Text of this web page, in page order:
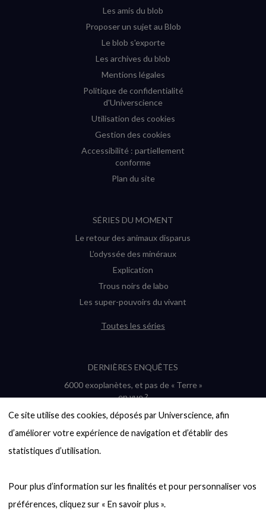
Ce site utilise des cookies, déposés par Universcience, afin
d’améliorer votre expérience de navigation et d’établir des
statistiques d’utilisation.
Pour plus d’information sur les finalités et pour personnaliser vos
Les amis du blob
Proposer un sujet au Blob
Le blob s'exporte
Les archives du blob
Mentions légales
Politique de confidentialité
d'Universcience
Utilisation des cookies
Gestion des cookies
Accessibilité : partiellement
conforme
Plan du site
SÉRIES DU MOMENT
Le retour des animaux disparus
L’odyssée des minéraux
Explication
Trous noirs de labo
Les super-pouvoirs du vivant
Toutes les séries
DERNIÈRES ENQUÊTES
6000 exoplanètes, et pas de « Terre »
en vue ?
Quel avenir pour les cryptos ?
Un loup préhistorique ressuscité ? La
désextinction en question
Entre mathématiques et politique : la
Évaluer l’intelligence humaine : un vrai